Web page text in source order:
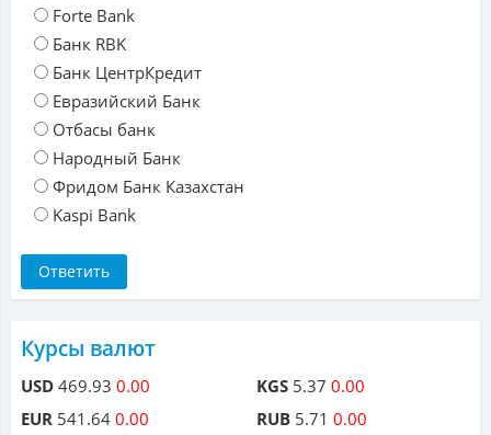
Forte Bank
Банк RBK
Банк ЦентрКредит
Евразийский Банк
Отбасы банк
Народный Банк
Фридом Банк Казахстан
Kaspi Bank
Курсы валют
USD 469.93 0.00
EUR 541.64 0.00
KGS 5.37 0.00
RUB 5.71 0.00